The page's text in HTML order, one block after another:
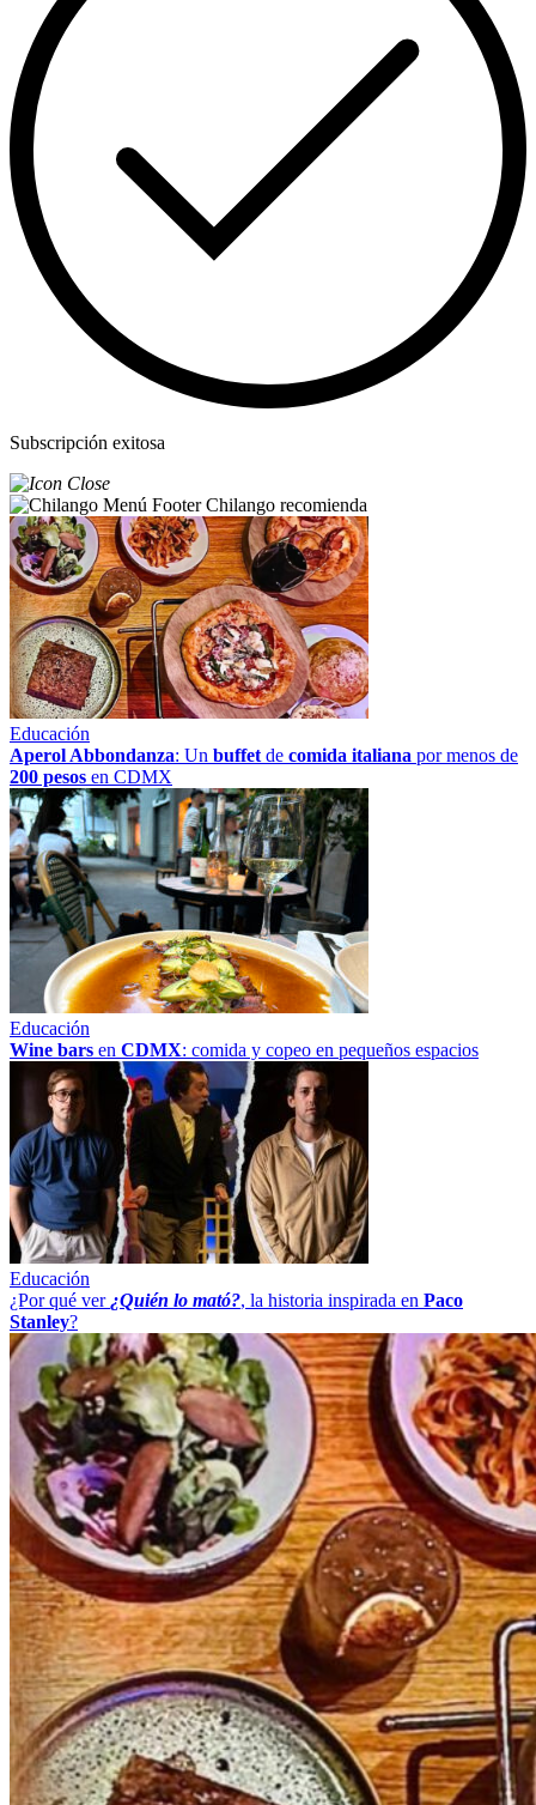
Subscripción exitosa
Chilango recomienda
Educación
Aperol Abbondanza: Un buffet de comida italiana por menos de
200 pesos en CDMX
Educación
Wine bars en CDMX: comida y copeo en pequeños espacios
Educación
¿Por qué ver ¿Quién lo mató?, la historia inspirada en Paco
Stanley?